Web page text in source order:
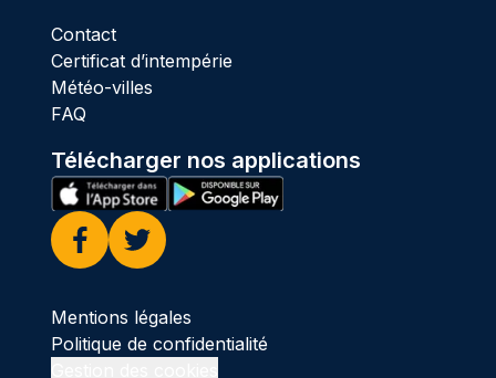
Contact
Certificat d’intempérie
Météo-villes
FAQ
Télécharger nos applications
Facebook
Twitter
Mentions légales
Politique de confidentialité